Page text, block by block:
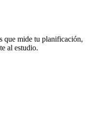
que mide tu planificación,
al estudio.